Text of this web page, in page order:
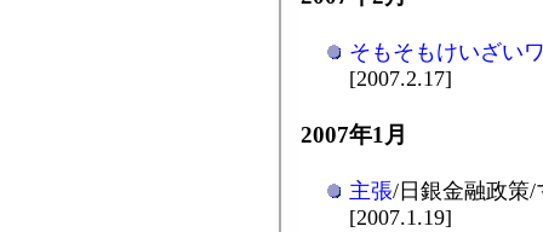
そもそもけいざい
[2007.2.17]
2007年1月
主張/日銀金融政策/
[2007.1.19]